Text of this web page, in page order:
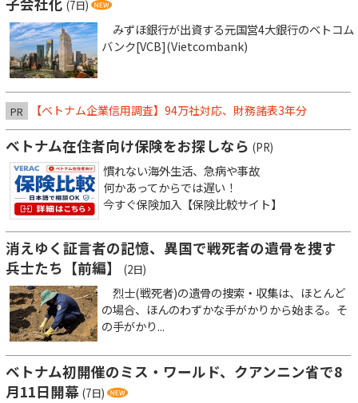
(7日)
みずほ銀行が出資する元国営4大銀行のベトコム
バンク[VCB](Vietcombank)
PR 【ベトナム企業信用調査】94万社対応、財務諸表3年分
ベトナム在住者向け保険をお探しなら (PR)
慣れない海外生活、急病や事故
何かあってからでは遅い！
今すぐ保険加入【保険比較サイト】
消えゆく証言者の記憶、異国で戦死者の遺骨を捜す
兵士たち【前編】
(2日)
烈士(戦死者)の遺骨の捜索・収集は、ほとんど
の場合、ほんのわずかな手がかりから始まる。そ
の手がかり...
ベトナム初開催のミス・ワールド、クアンニン省で8
月11日開幕 (7日)